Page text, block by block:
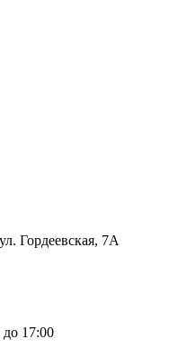
Гордеевская, 7А
17:00